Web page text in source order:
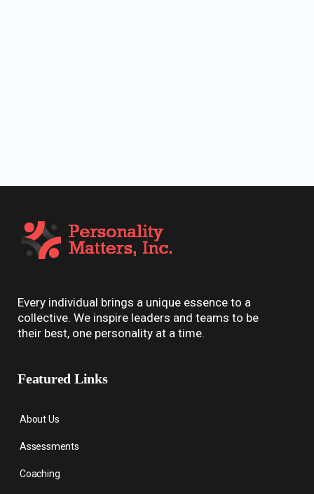
Every individual brings a unique essence to a
collective. We inspire leaders and teams to be
their best, one personality at a time.
Featured Links
About Us
Assessments
Coaching